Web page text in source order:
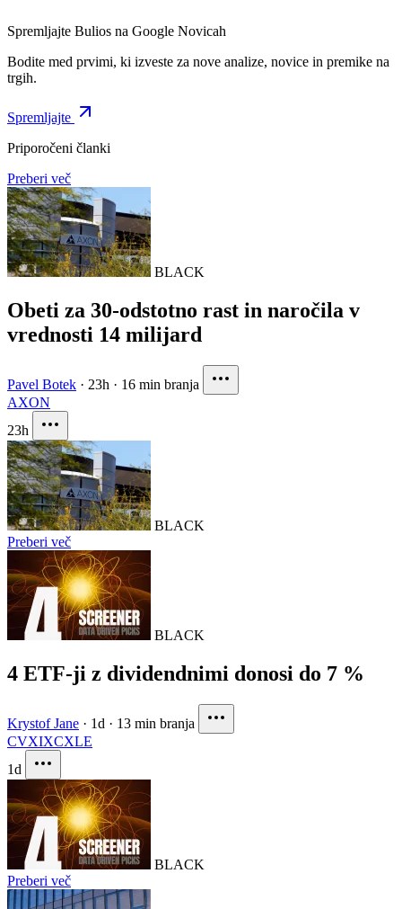
Spremljajte Bulios na Google Novicah
Bodite med prvimi, ki izveste za nove analize, novice in premike na
trgih.
Spremljajte
Priporočeni članki
Preberi več
BLACK
Obeti za 30-odstotno rast in naročila v
vrednosti 14 milijard
Pavel Botek · 23h · 16 min branja
AXON
23h
BLACK
Preberi več
BLACK
4 ETF-ji z dividendnimi donosi do 7 %
Krystof Jane · 1d · 13 min branja
CVXIXCXLE
1d
BLACK
Preberi več